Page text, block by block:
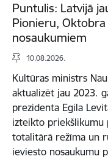
Puntulis: Latvijā
Pionieru, Oktobra
nosaukumiem
10.08.2026.
Kultūras ministrs
aktualizēt jau 2023.
prezidenta Egila
izteikto priekšlikumu
totalitārā režīma un
ieviesto nosaukumu